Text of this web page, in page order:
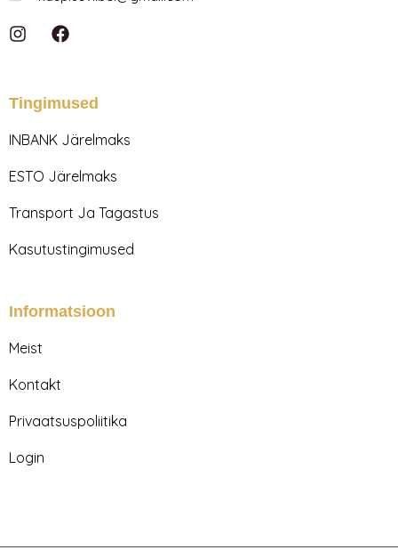
I
a
r
m
F
b
o
Tingimused
INBANK Järelmaks
ESTO Järelmaks
Transport Ja Tagastus
Kasutustingimused
Informatsioon
Meist
Kontakt
Privaatsuspoliitika
Login